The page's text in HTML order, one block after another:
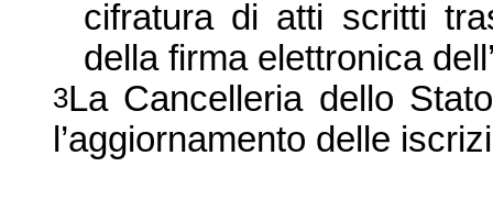
cifratura di atti scritti
della firma elettronica
3La Cancelleria dello
l’aggiornamento delle